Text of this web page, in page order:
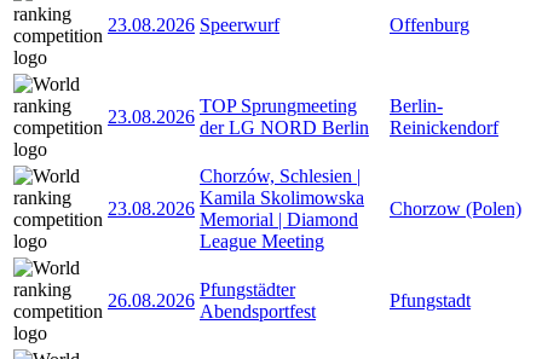
23.08.2026 Speerwurf Offenburg
23.08.2026
TOP Sprungmeeting
der LG NORD Berlin
Berlin-
Reinickendorf
23.08.2026
Chorzów, Schlesien |
Kamila Skolimowska
Memorial | Diamond
League Meeting
Chorzow (Polen)
26.08.2026
Pfungstädter
Abendsportfest
Pfungstadt